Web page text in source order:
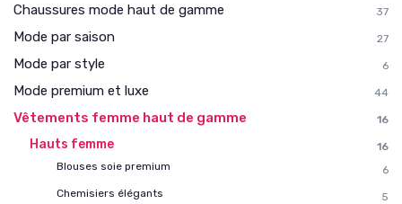
Chaussures mode haut de gamme 37
Mode par saison 27
Mode par style 6
Mode premium et luxe 44
Vêtements femme haut de gamme 16
Hauts femme
16
Blouses soie premium
6
Chemisiers élégants
5